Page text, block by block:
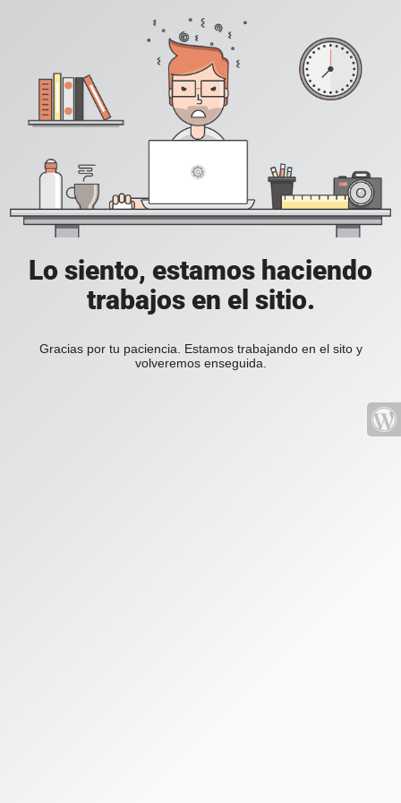
Lo siento, estamos haciendo
trabajos en el sitio.
Gracias por tu paciencia. Estamos trabajando en el sito y
volveremos enseguida.